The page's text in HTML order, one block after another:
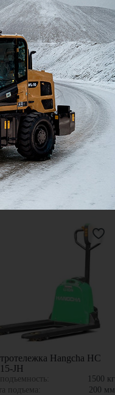
Hangcha HC
A3MC1-l
1500 кг
подъема:
200
наличии
запросу
Узнать цену
Hangcha HC
JH
1500 кг
подъема:
200 мм